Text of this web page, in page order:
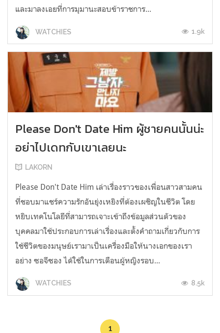
และมาลงเอยที่การมุมานะสอบข้าราชการ...
WATCHIES 1.9k
Please Don't Date Him ผู้ชายคนนั้นน่ะ
อย่าไปเดทกับเขาเลยนะ
LAKORN
Please Don't Date Him เล่าเรื่องราวของเพื่อนสาวสามคน
ที่ชอบมาแชร์ความรักอันยุ่งเหยิงที่ต้องเผชิญในชีวิต โดย
หยิบเทคโนโลยีที่สามารถเจาะเข้าถึงข้อมูลส่วนตัวของ
บุคคลมาใช้ประกอบการเล่าเรื่องและตั้งคำถามเกี่ยวกับการ
ใช้ชีวิตของมนุษย์เรามาเป็นเครื่องมือให้นางเอกของเรา
อย่าง ซอจีซอง ได้ใช้ในการเตือนผู้หญิงรอบ...
WATCHIES 8.5k
1